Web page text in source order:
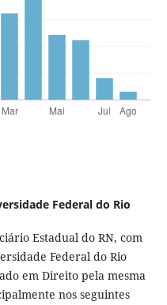
Federal do Rio
Estadual do RN, com
Federal do Rio
em Direito pela mesma
nos seguintes